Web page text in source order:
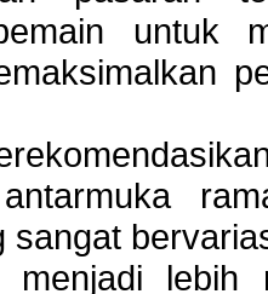
untuk
sangat
menjadi